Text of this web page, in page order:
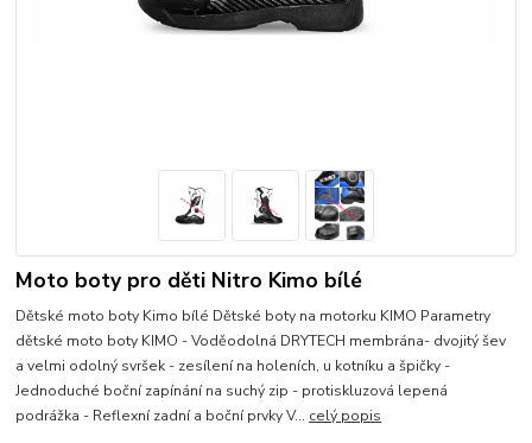
Moto boty pro děti Nitro Kimo bílé
Dětské moto boty Kimo bílé Dětské boty na motorku KIMO Parametry
dětské moto boty KIMO - Voděodolná DRYTECH membrána- dvojitý šev
a velmi odolný svršek - zesílení na holeních, u kotníku a špičky -
Jednoduché boční zapínání na suchý zip - protiskluzová lepená
podrážka - Reflexní zadní a boční prvky V... celý popis